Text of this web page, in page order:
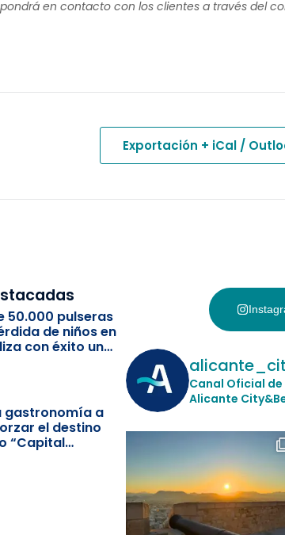
en contacto con los clientes a través del
Exportación + iCal /
50.000 pulseras
de niños en
con éxito un
gastronomía a
el destino
“Capital
Canal Oficial
Alicante